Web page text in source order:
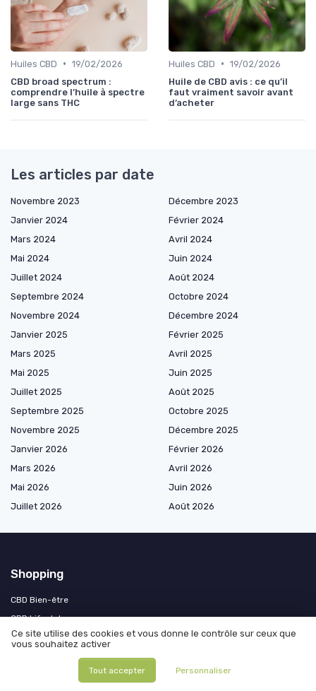
Huiles CBD • 19/02/2026
CBD broad spectrum :
comprendre l’huile à spectre
large sans THC
Huiles CBD • 19/02/2026
Huile de CBD avis : ce qu’il
faut vraiment savoir avant
d’acheter
Les articles par date
Novembre 2023
Décembre 2023
Janvier 2024
Février 2024
Mars 2024
Avril 2024
Mai 2024
Juin 2024
Juillet 2024
Août 2024
Septembre 2024
Octobre 2024
Novembre 2024
Décembre 2024
Janvier 2025
Février 2025
Mars 2025
Avril 2025
Mai 2025
Juin 2025
Juillet 2025
Août 2025
Septembre 2025
Octobre 2025
Novembre 2025
Décembre 2025
Janvier 2026
Février 2026
Mars 2026
Avril 2026
Mai 2026
Juin 2026
Juillet 2026
Août 2026
Shopping
CBD Bien-être
CBD Lifestyle
CBD Thérapeutique
Ce site utilise des cookies et vous donne le contrôle sur ceux que
vous souhaitez activer
Tout accepter Personnaliser